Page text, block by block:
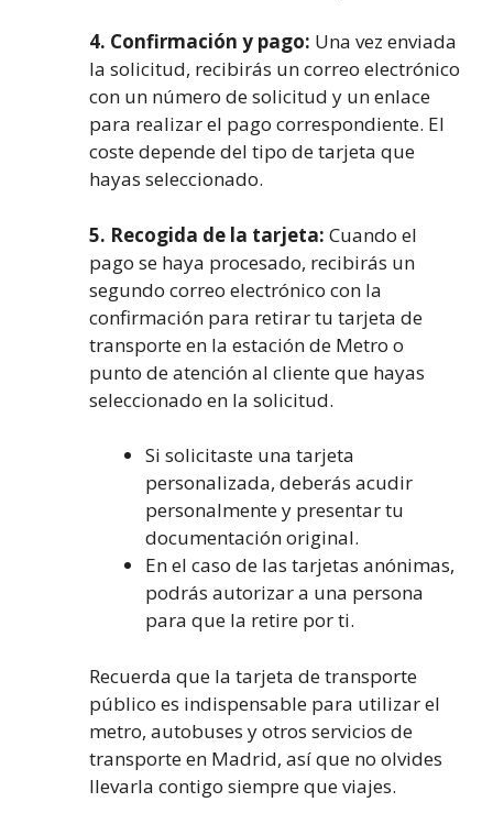
4. Confirmación y pago: Una vez enviada
la solicitud, recibirás un correo electrónico
con un número de solicitud y un enlace
para realizar el pago correspondiente. El
coste depende del tipo de tarjeta que
hayas seleccionado.
5. Recogida de la tarjeta: Cuando el
pago se haya procesado, recibirás un
segundo correo electrónico con la
confirmación para retirar tu tarjeta de
transporte en la estación de Metro o
punto de atención al cliente que hayas
seleccionado en la solicitud.
Si solicitaste una tarjeta
personalizada, deberás acudir
personalmente y presentar tu
documentación original.
En el caso de las tarjetas anónimas,
podrás autorizar a una persona
para que la retire por ti.
Recuerda que la tarjeta de transporte
público es indispensable para utilizar el
metro, autobuses y otros servicios de
transporte en Madrid, así que no olvides
llevarla contigo siempre que viajes.